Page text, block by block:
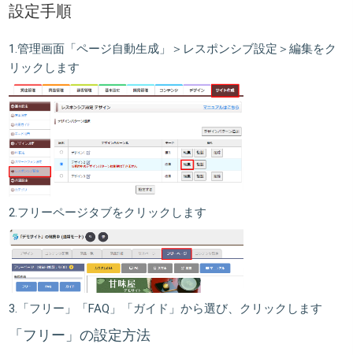
設定手順
1.管理画面「ページ自動生成 」＞ レスポンシブ設定 ＞編集をク
リックします
2.フリーページタブをクリックします
3.「フリー 」「FAQ 」「ガイド 」から選び、クリックします
「フリー」の設定方法